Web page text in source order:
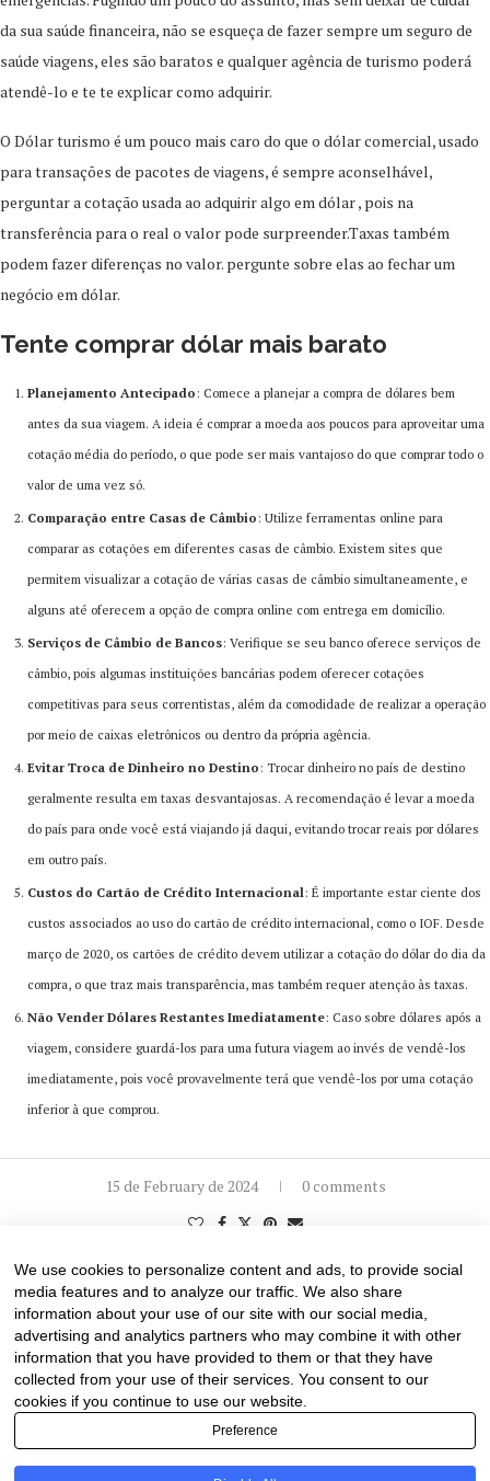
da sua saúde financeira, não se esqueça de fazer sempre um seguro de
saúde viagens, eles são baratos e qualquer agência de turismo poderá
atendê-lo e te te explicar como adquirir.
O Dólar turismo é um pouco mais caro do que o dólar comercial, usado
para transações de pacotes de viagens, é sempre aconselhável,
perguntar a cotação usada ao adquirir algo em dólar , pois na
transferência para o real o valor pode surpreender.Taxas também
podem fazer diferenças no valor. pergunte sobre elas ao fechar um
negócio em dólar.
Tente comprar dólar mais barato
Planejamento Antecipado : Comece a planejar a compra de dólares bem
antes da sua viagem. A ideia é comprar a moeda aos poucos para aproveitar uma
cotação média do período, o que pode ser mais vantajoso do que comprar todo o
valor de uma vez só​​.
Comparação entre Casas de Câmbio : Utilize ferramentas online para
comparar as cotações em diferentes casas de câmbio. Existem sites que
permitem visualizar a cotação de várias casas de câmbio simultaneamente, e
alguns até oferecem a opção de compra online com entrega em domicílio​​.
Serviços de Câmbio de Bancos: Verifique se seu banco oferece serviços de
câmbio, pois algumas instituições bancárias podem oferecer cotações
competitivas para seus correntistas, além da comodidade de realizar a operação
por meio de caixas eletrônicos ou dentro da própria agência​​.
Evitar Troca de Dinheiro no Destino : Trocar dinheiro no país de destino
geralmente resulta em taxas desvantajosas. A recomendação é levar a moeda
do país para onde você está viajando já daqui, evitando trocar reais por dólares
em outro país​​.
Custos do Cartão de Crédito Internacional : É importante estar ciente dos
custos associados ao uso do cartão de crédito internacional, como o IOF. Desde
março de 2020, os cartões de crédito devem utilizar a cotação do dólar do dia da
compra, o que traz mais transparência, mas também requer atenção às taxas​​.
Não Vender Dólares Restantes Imediatamente: Caso sobre dólares após a
viagem, considere guardá-los para uma futura viagem ao invés de vendê-los
imediatamente, pois você provavelmente terá que vendê-los por uma cotação
inferior à que comprou​​.
15 de February de 2024 0 comments
We use cookies to personalize content and ads, to provide social
media features and to analyze our traffic. We also share
information about your use of our site with our social media,
advertising and analytics partners who may combine it with other
information that you have provided to them or that they have
collected from your use of their services. You consent to our
cookies if you continue to use our website.
Preference